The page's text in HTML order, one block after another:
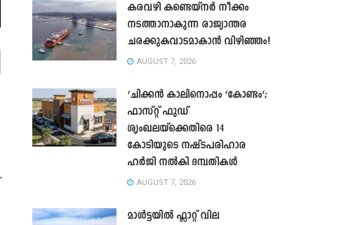
കരവഴി കണ്ടെയ്നർ നീക്കം
നടത്താനാകുന്ന രാജ്യാന്തര
ചരക്കുകവാടമാകാൻ വിഴിഞ്ഞം!
AUGUST 7, 2026
‘ചിക്കൻ കാലിനൊപ്പം ‘കോണ്ടം’;
ഫാസ്റ്റ് ഫുഡ്
ശൃംഖലയ്ക്കെതിരെ 14
കോടിയുടെ നഷ്ടപരിഹാര
ഹർജി നൽകി ദമ്പതികൾ
AUGUST 7, 2026
മാൾട്ടയിൽ ഫ്ലാറ്റ് വില